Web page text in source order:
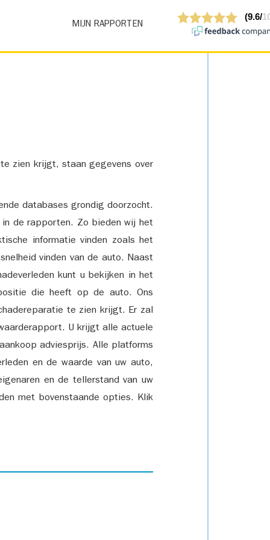
MIJN RAPPORTEN
zien krijgt, staan gegevens over
databases grondig doorzocht.
de rapporten. Zo bieden wij het
informatie vinden zoals het
vinden van de auto. Naast
kunt u bekijken in het
die heeft op de auto. Ons
te zien krijgt. Er zal
U krijgt alle actuele
adviesprijs. Alle platforms
en de waarde van uw auto,
en de tellerstand van uw
met bovenstaande opties. Klik